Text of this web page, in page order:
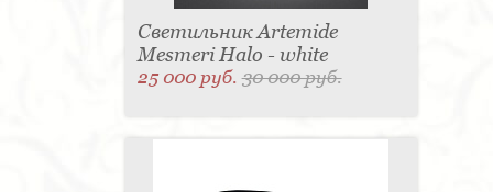
подставке. Совершенно потрясающий торшер –
суперсовременный и суперудобный.
Удивительное впечатление производит и подвесной
Светильник Artemide
Mesmeri Halo - white
25 000 руб.30 000 руб.